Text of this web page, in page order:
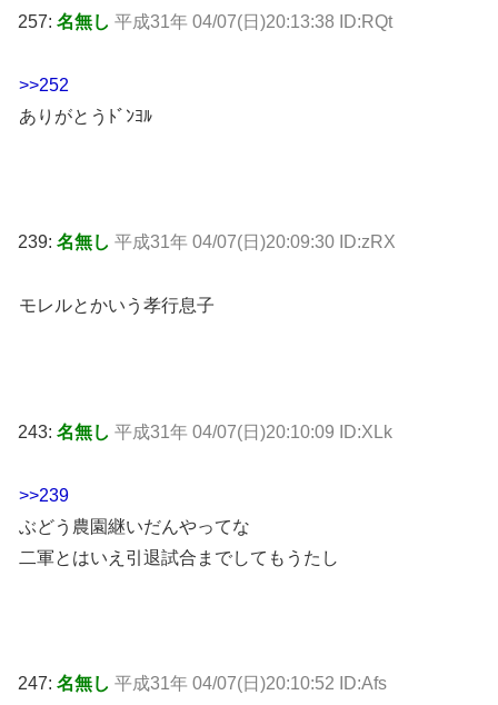
257: 名無し 平成31年 04/07(日)20:13:38 ID:RQt
>>252
ありがとうﾄﾞﾝﾖﾙ
239: 名無し 平成31年 04/07(日)20:09:30 ID:zRX
モレルとかいう孝行息子
243: 名無し 平成31年 04/07(日)20:10:09 ID:XLk
>>239
ぶどう農園継いだんやってな
二軍とはいえ引退試合までしてもうたし
247: 名無し 平成31年 04/07(日)20:10:52 ID:Afs